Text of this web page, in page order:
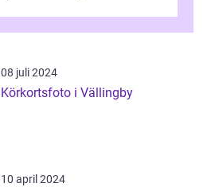
08 juli 2024
Körkortsfoto i Vällingby
10 april 2024